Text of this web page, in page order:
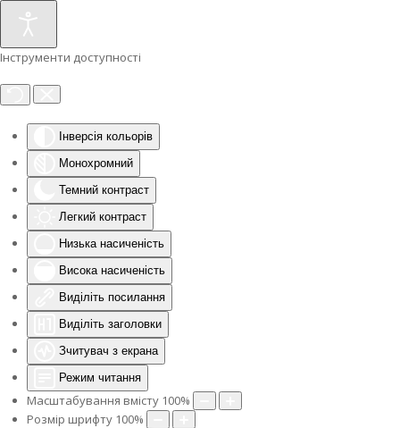
Інструменти доступності
Інверсія кольорів
Монохромний
Темний контраст
Легкий контраст
Низька насиченість
Висока насиченість
Виділіть посилання
Виділіть заголовки
Зчитувач з екрана
Режим читання
Масштабування вмісту 100%
Розмір шрифту 100%